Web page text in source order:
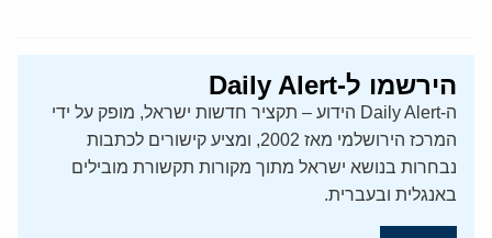
הירשמו ל-Daily Alert
ה-Daily Alert הידוע – תקציר חדשות ישראל, מופק על ידי
המרכז הירושלמי מאז 2002, ומציע קישורים לכתבות
נבחרות בנושא ישראל מתוך מקורות תקשורת מובילים
באנגלית ובעברית.